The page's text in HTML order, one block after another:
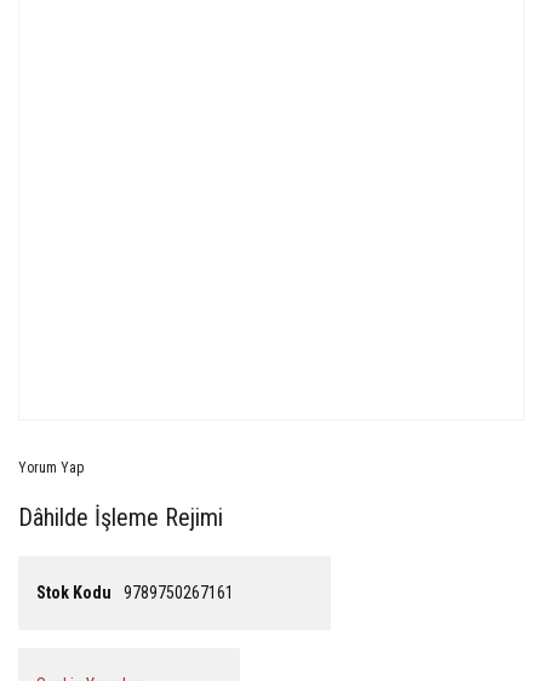
Yorum Yap
Dâhilde İşleme Rejimi
Stok Kodu 9789750267161